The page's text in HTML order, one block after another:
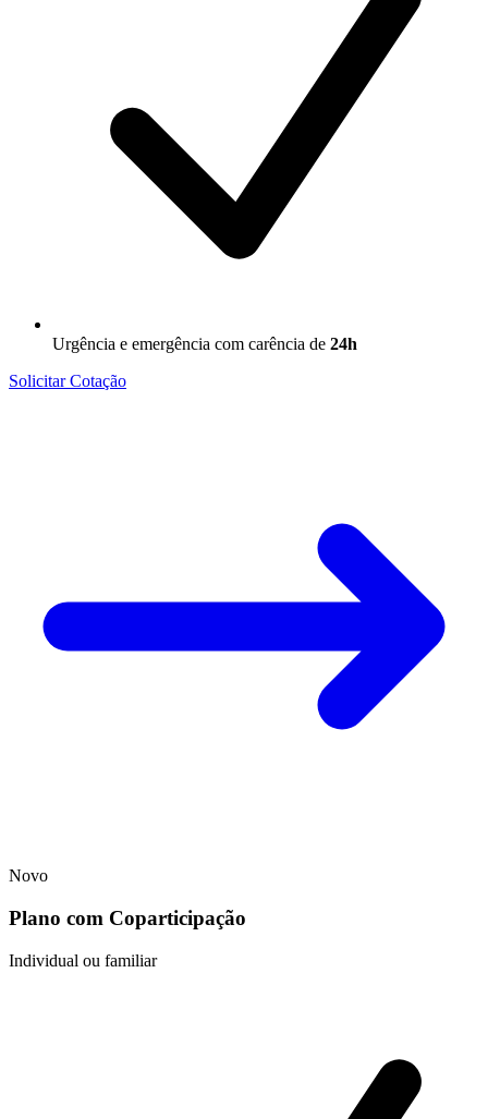
Urgência e emergência com carência de 24h
Solicitar Cotação
Novo
Plano com Coparticipação
Individual ou familiar